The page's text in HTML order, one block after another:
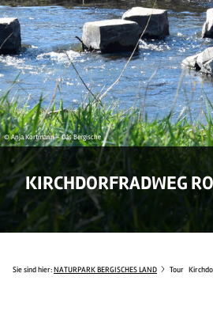
© Anja Kortmann - Das Bergische
KIRCHDORFRADWEG
Sie sind hier:NATURPARK BERGISCHES LAND Tour